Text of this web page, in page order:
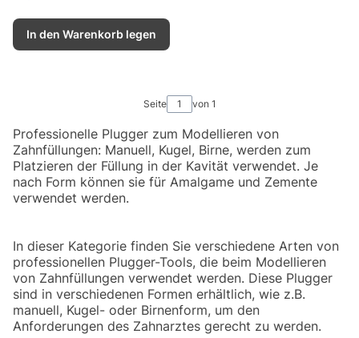
In den Warenkorb legen
Seite von 1
Professionelle Plugger zum Modellieren von
Zahnfüllungen: Manuell, Kugel, Birne, werden zum
Platzieren der Füllung in der Kavität verwendet. Je
nach Form können sie für Amalgame und Zemente
verwendet werden.
In dieser Kategorie finden Sie verschiedene Arten von
professionellen Plugger-Tools, die beim Modellieren
von Zahnfüllungen verwendet werden. Diese Plugger
sind in verschiedenen Formen erhältlich, wie z.B.
manuell, Kugel- oder Birnenform, um den
Anforderungen des Zahnarztes gerecht zu werden.